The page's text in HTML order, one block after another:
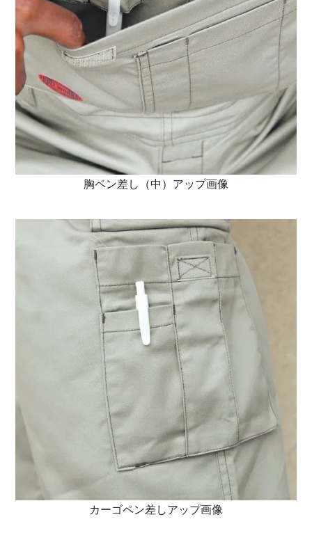
胸ペン差し（中）アップ画像
カーゴペン差しアップ画像